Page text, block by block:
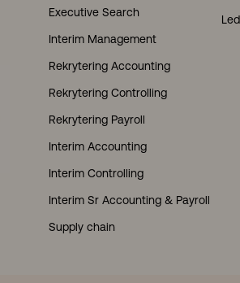
Executive Search
Interim Management
Rekrytering Accounting
Rekrytering Controlling
Rekrytering Payroll
Interim Accounting
Interim Controlling
Interim Sr Accounting & Payroll
Supply chain